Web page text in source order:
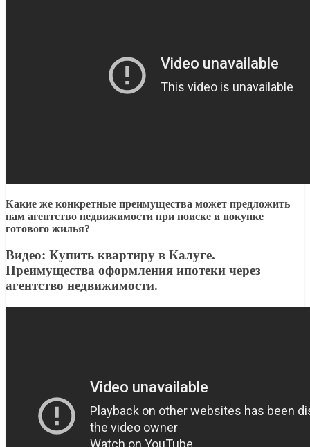
Какие же конкретные преимущества может предложить
нам агентство недвижимости при поиске и покупке
готового жилья?
Видео: Купить квартиру в Калуге.
Преимущества оформления ипотеки через
агентство недвижимости.